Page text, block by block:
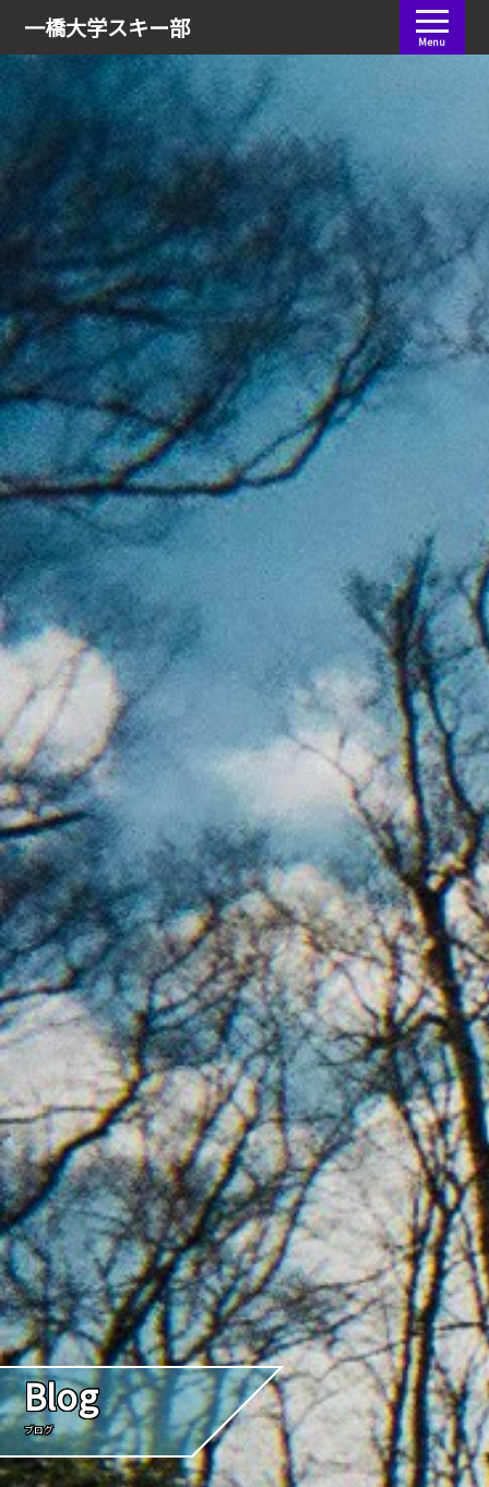
一橋大学スキー部 Menu
会員ログイン
Blog
ブログ